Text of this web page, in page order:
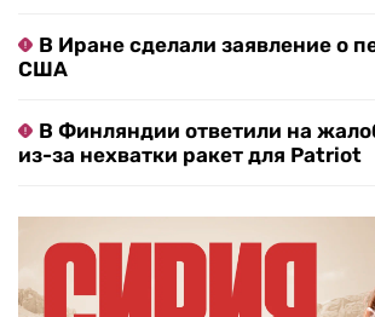
В Иране сделали заявление о
США
В Финляндии ответили на
из-за нехватки ракет для Patriot